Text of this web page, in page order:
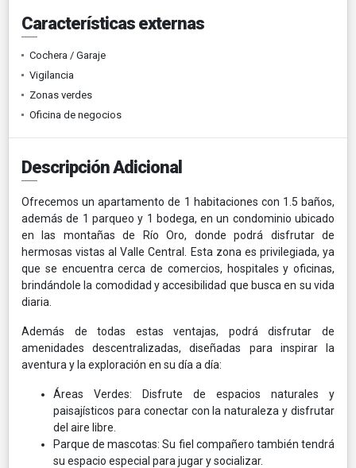
Características externas
Cochera / Garaje
Vigilancia
Zonas verdes
Oficina de negocios
Descripción Adicional
Ofrecemos un apartamento de 1 habitaciones con 1.5 baños,
además de 1 parqueo y 1 bodega, en un condominio ubicado
en las montañas de Río Oro, donde podrá disfrutar de
hermosas vistas al Valle Central. Esta zona es privilegiada, ya
que se encuentra cerca de comercios, hospitales y oficinas,
brindándole la comodidad y accesibilidad que busca en su vida
diaria.
Además de todas estas ventajas, podrá disfrutar de
amenidades descentralizadas, diseñadas para inspirar la
aventura y la exploración en su día a día:
Áreas Verdes: Disfrute de espacios naturales y
paisajísticos para conectar con la naturaleza y disfrutar
del aire libre.
Parque de mascotas: Su fiel compañero también tendrá
su espacio especial para jugar y socializar.